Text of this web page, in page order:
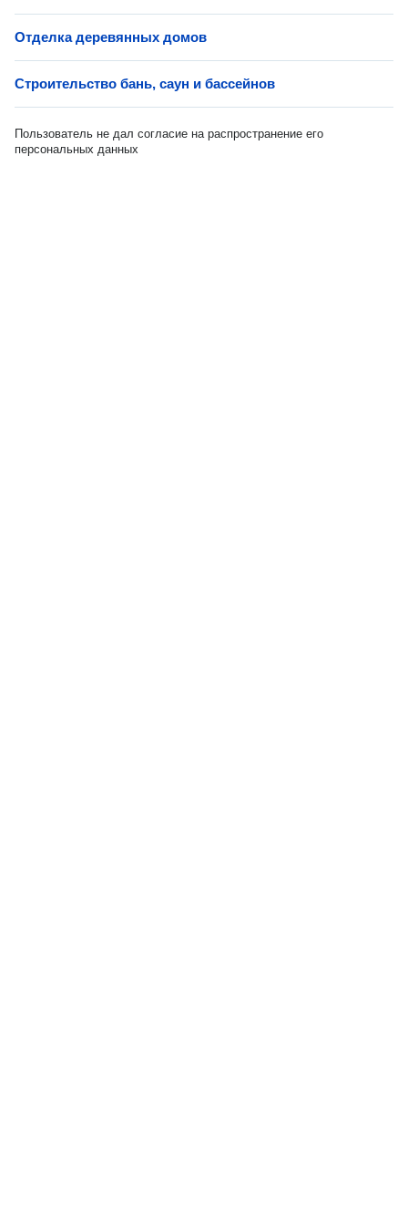
Отделка деревянных домов
Строительство бань, саун и бассейнов
Пользователь не дал согласие на распространение его
персональных данных